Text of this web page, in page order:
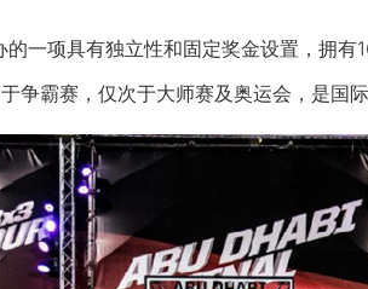
项具有独立性和固定奖金设置，拥有
争霸赛，仅次于大师赛及奥运会，是国